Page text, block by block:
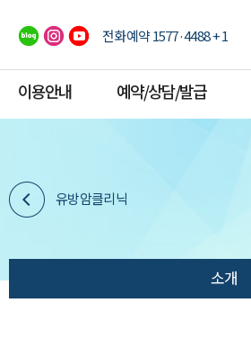
전화예약 1577·4488 + 1
이용안내 예약/상담/발급
유방암클리닉
소개